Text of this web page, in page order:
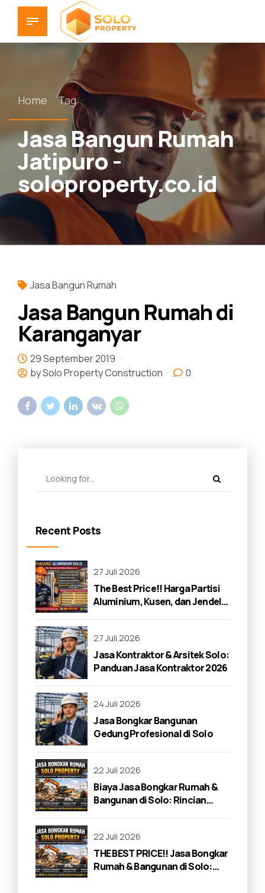
Home Tag
Jasa Bangun Rumah
Jatipuro -
soloproperty.co.id
Jasa Bangun Rumah
Jasa Bangun Rumah di
Karanganyar
29 September 2019
by Solo Property Construction
0
Recent Posts
27 Juli 2026
The Best Price!! Harga Partisi
Aluminium, Kusen, dan Jendela
27 Juli 2026
Jasa Kontraktor & Arsitek Solo:
Panduan Jasa Kontraktor 2026
24 Juli 2026
Jasa Bongkar Bangunan
Gedung Profesional di Solo
22 Juli 2026
Biaya Jasa Bongkar Rumah &
Bangunan di Solo: Rincian
22 Juli 2026
THE BEST PRICE!! Jasa Bongkar
Rumah & Bangunan di Solo: